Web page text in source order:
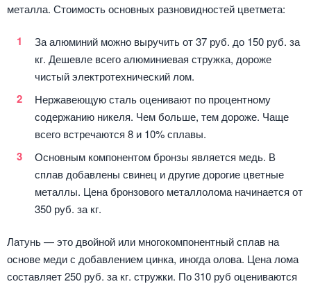
металла. Стоимость основных разновидностей цветмета:
За алюминий можно выручить от 37 руб. до 150 руб. за
кг. Дешевле всего алюминиевая стружка, дороже
чистый электротехнический лом.
Нержавеющую сталь оценивают по процентному
содержанию никеля. Чем больше, тем дороже. Чаще
всего встречаются 8 и 10% сплавы.
Основным компонентом бронзы является медь. В
сплав добавлены свинец и другие дорогие цветные
металлы. Цена бронзового металлолома начинается от
350 руб. за кг.
Латунь — это двойной или многокомпонентный сплав на
основе меди с добавлением цинка, иногда олова. Цена лома
составляет 250 руб. за кг. стружки. По 310 руб оцениваются